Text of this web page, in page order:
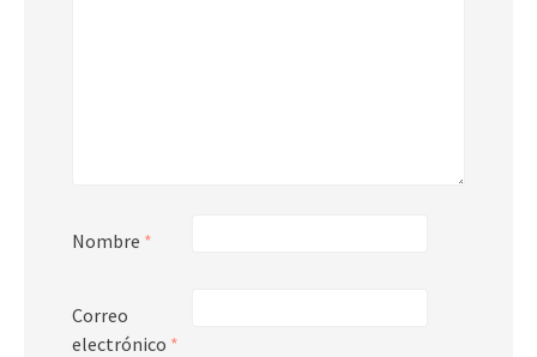
Nombre *
Correo
electrónico *